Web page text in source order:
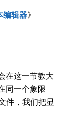
编辑器》
在这一节教大
同一个象限
件，我们把显